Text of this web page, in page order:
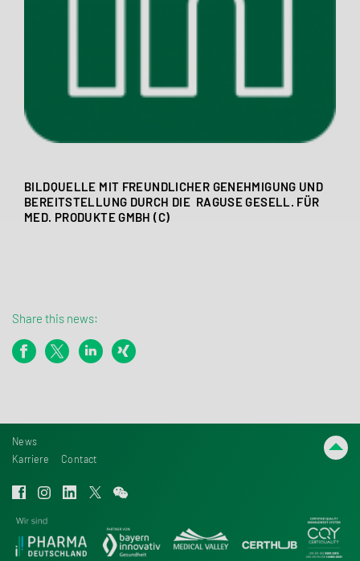
BILDQUELLE MIT FREUNDLICHER GENEHMIGUNG UND
BEREITSTELLUNG DURCH DIE RAGUSE GESELL. FÜR
MED. PRODUKTE GMBH (C)
Share this news:
News
Karriere
Contact